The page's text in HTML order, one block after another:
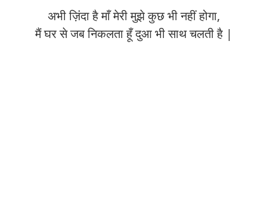
अभी ज़िंदा है माँ मेरी मुझे कुछ भी नहीं होगा,
मैं घर से जब निकलता हूँ दुआ भी साथ चलती है |